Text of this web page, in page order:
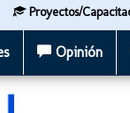
Proyectos/
Opinión